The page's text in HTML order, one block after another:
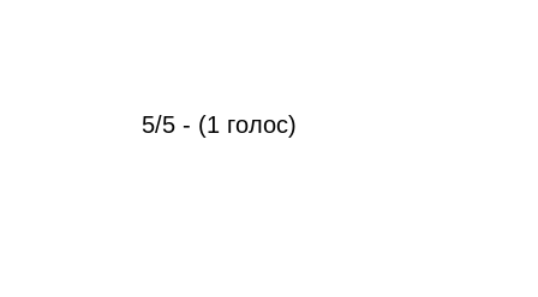
5/5 - (1 голос)